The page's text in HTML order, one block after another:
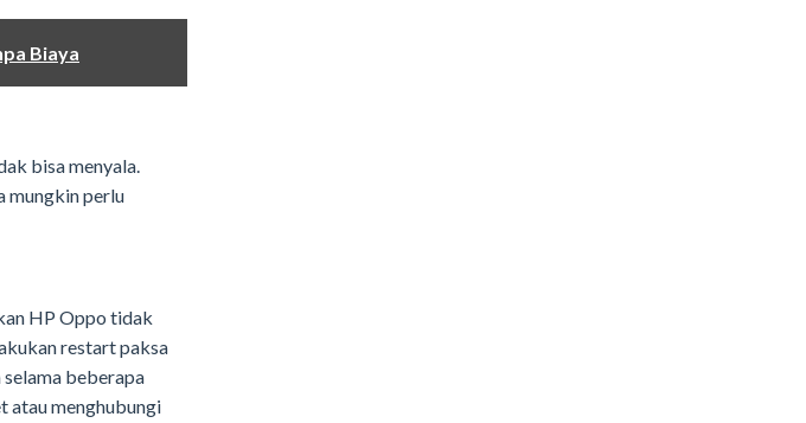
Biaya
bisa menyala.
mungkin perlu
HP Oppo tidak
restart paksa
beberapa
atau menghubungi